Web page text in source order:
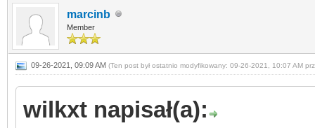
marcinb
Member
09-26-2021, 09:09 AM (Ten post był ostatnio modyfikowany: 09-26-2021, 10:07 AM
wilkxt napisał(a):